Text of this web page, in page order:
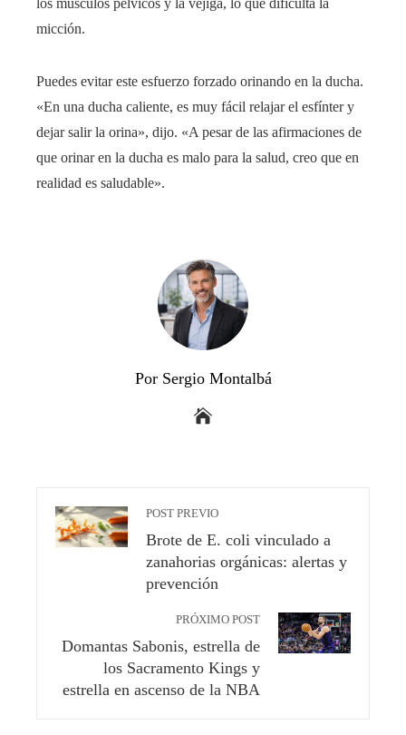
los músculos pélvicos y la vejiga, lo que dificulta la
micción.
Puedes evitar este esfuerzo forzado orinando en la ducha.
«En una ducha caliente, es muy fácil relajar el esfínter y
dejar salir la orina», dijo. «A pesar de las afirmaciones de
que orinar en la ducha es malo para la salud, creo que en
realidad es saludable».
Por Sergio Montalbá
POST PREVIO
Brote de E. coli vinculado a
zanahorias orgánicas: alertas y
prevención
PRÓXIMO POST
Domantas Sabonis, estrella de
los Sacramento Kings y
estrella en ascenso de la NBA